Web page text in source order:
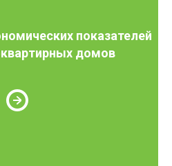
показателей
домов